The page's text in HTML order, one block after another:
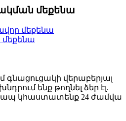
մեքենա
մեքենա
մեքենա
վերաբերյալ
ենք թողնել ձեր էլ.
կհաստատենք 24 ժամվա